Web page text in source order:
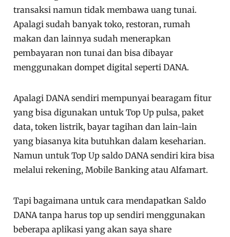
transaksi namun tidak membawa uang tunai.
Apalagi sudah banyak toko, restoran, rumah
makan dan lainnya sudah menerapkan
pembayaran non tunai dan bisa dibayar
menggunakan dompet digital seperti DANA.
Apalagi DANA sendiri mempunyai bearagam fitur
yang bisa digunakan untuk Top Up pulsa, paket
data, token listrik, bayar tagihan dan lain-lain
yang biasanya kita butuhkan dalam keseharian.
Namun untuk Top Up saldo DANA sendiri kira bisa
melalui rekening, Mobile Banking atau Alfamart.
Tapi bagaimana untuk cara mendapatkan Saldo
DANA tanpa harus top up sendiri menggunakan
beberapa aplikasi yang akan saya share